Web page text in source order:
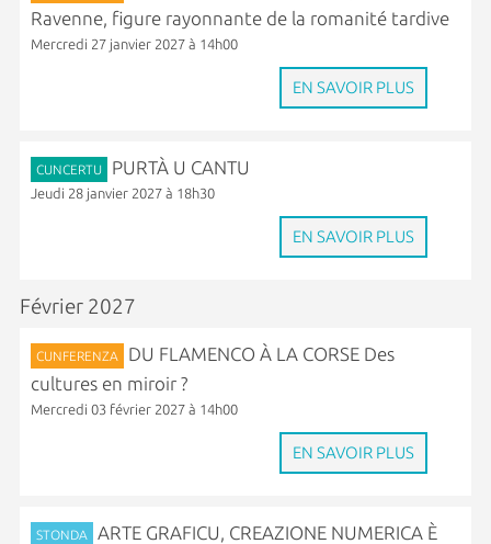
Ravenne, figure rayonnante de la romanité tardive
Mercredi 27 janvier 2027 à 14h00
EN SAVOIR PLUS
CUNCERTU PURTÀ U CANTU
Jeudi 28 janvier 2027 à 18h30
EN SAVOIR PLUS
Février 2027
CUNFERENZA
DU FLAMENCO À LA CORSE Des
cultures en miroir ?
Mercredi 03 février 2027 à 14h00
EN SAVOIR PLUS
STONDA
ARTE GRAFICU, CREAZIONE NUMERICA È